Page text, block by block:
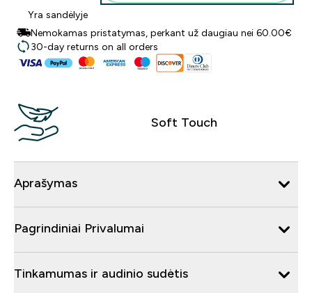
Yra sandėlyje
Nemokamas pristatymas, perkant už daugiau nei 60.00€
30-day returns on all orders
Soft Touch
Aprašymas
Pagrindiniai Privalumai
Tinkamumas ir audinio sudėtis